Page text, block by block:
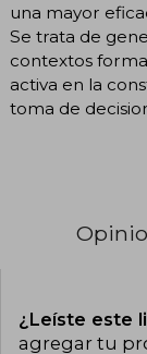
una mayor
Se trata de
contextos
activa en la
toma de
¿Leíste este
agregar tu